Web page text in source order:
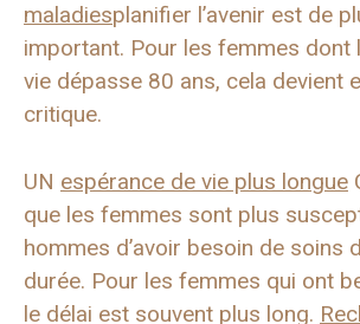
maladiesplanifier l’avenir est de
important. Pour les femmes dont
vie dépasse 80 ans, cela devient
critique.
UN espérance de vie plus longue
que les femmes sont plus
hommes d’avoir besoin de soins
durée. Pour les femmes qui ont
le délai est souvent plus long.